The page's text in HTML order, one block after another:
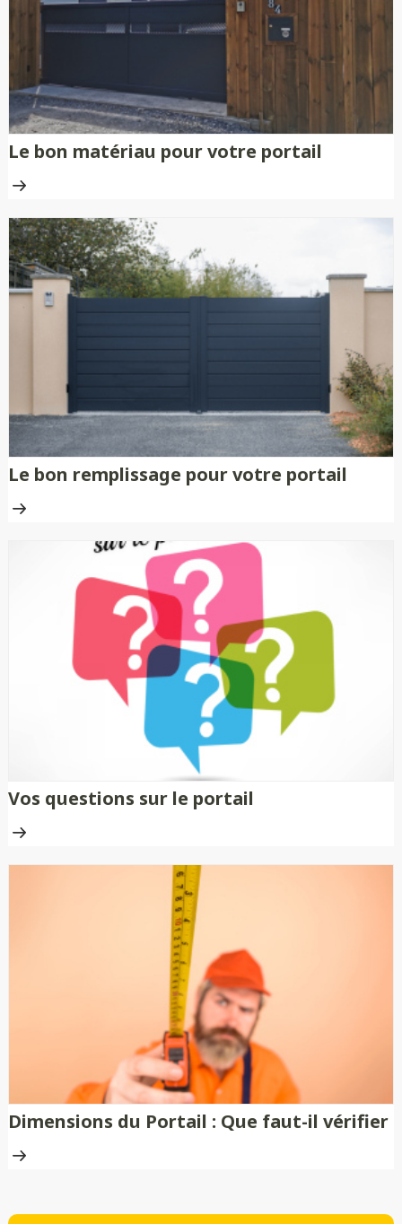
Le bon matériau pour votre portail
Le bon remplissage pour votre portail
Vos questions sur le portail
Dimensions du Portail : Que faut-il vérifier